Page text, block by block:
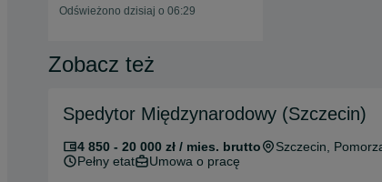
Odświeżono dzisiaj o 06:29
Zobacz też
Spedytor Międzynarodowy (Szczecin)
4 850 - 20 000 zł / mies. brutto Szczecin,
Pełny etat
Umowa o pracę